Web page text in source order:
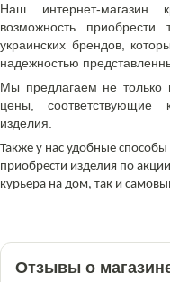
Наш интернет-магазин
возможность
украинских брендов,
надежностью
Мы предлагаем не только
цены, соответствующие
изделия.
Также у нас удобные
приобрести изделия по
курьера на дом, так и
Отзывы о